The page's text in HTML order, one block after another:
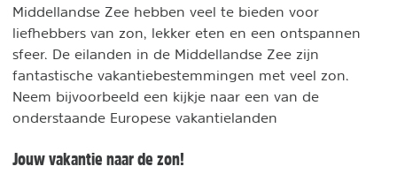
Middellandse Zee hebben veel te bieden voor
liefhebbers van zon, lekker eten en een ontspannen
sfeer. De eilanden in de Middellandse Zee zijn
fantastische vakantiebestemmingen met veel zon.
Neem bijvoorbeeld een kijkje naar een van de
onderstaande Europese vakantielanden
Jouw vakantie naar de zon!